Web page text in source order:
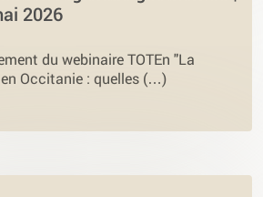
2026
du webinaire TOTEn "La
Occitanie : quelles (…)